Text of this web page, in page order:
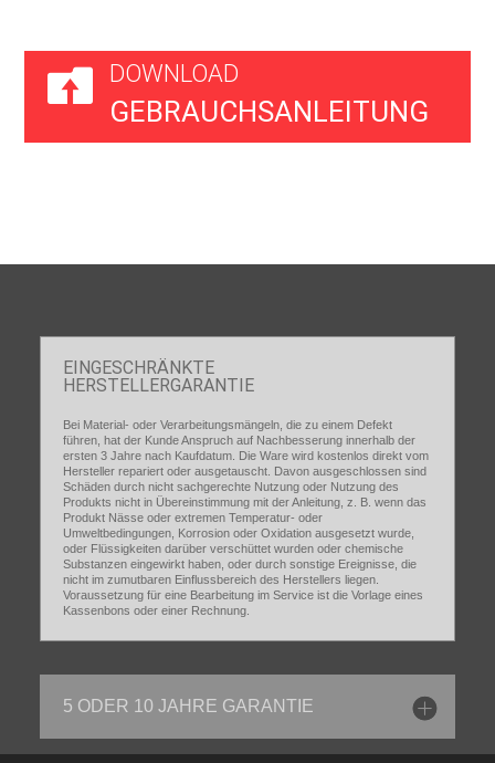
 DOWNLOAD
GEBRAUCHSANLEITUNG
EINGESCHRÄNKTE
HERSTELLERGARANTIE
Bei Material- oder Verarbeitungsmängeln, die zu einem Defekt
führen, hat der Kunde Anspruch auf Nachbesserung innerhalb der
ersten 3 Jahre nach Kaufdatum. Die Ware wird kostenlos direkt vom
Hersteller repariert oder ausgetauscht. Davon ausgeschlossen sind
Schäden durch nicht sachgerechte Nutzung oder Nutzung des
Produkts nicht in Übereinstimmung mit der Anleitung, z. B. wenn das
Produkt Nässe oder extremen Temperatur- oder
Umweltbedingungen, Korrosion oder Oxidation ausgesetzt wurde,
oder Flüssigkeiten darüber verschüttet wurden oder chemische
Substanzen eingewirkt haben, oder durch sonstige Ereignisse, die
nicht im zumutbaren Einflussbereich des Herstellers liegen.
Voraussetzung für eine Bearbeitung im Service ist die Vorlage eines
Kassenbons oder einer Rechnung.
5 ODER 10 JAHRE GARANTIE